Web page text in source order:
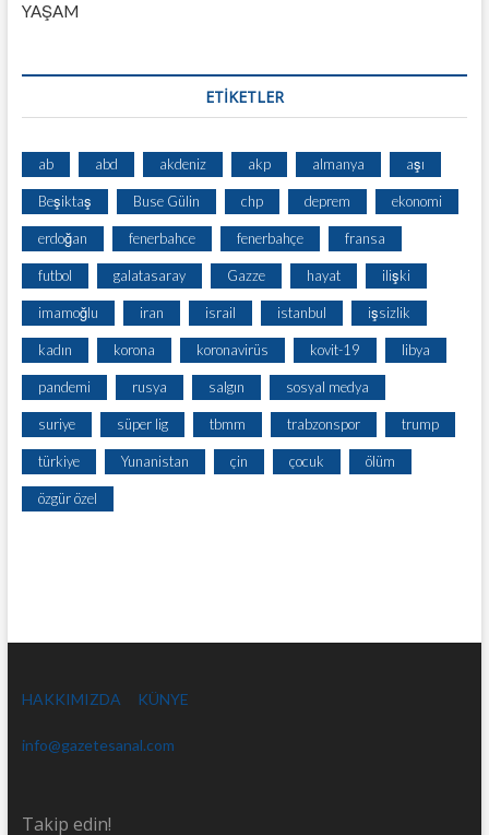
YAŞAM
ETİKETLER
ab abd akdeniz akp almanya aşı
Beşiktaş Buse Gülin chp deprem ekonomi
erdoğan fenerbahce fenerbahçe fransa
futbol galatasaray Gazze hayat ilişki
imamoğlu iran israil istanbul işsizlik
kadın korona koronavirüs kovit-19 libya
pandemi rusya salgın sosyal medya
suriye süper lig tbmm trabzonspor trump
türkiye Yunanistan çin çocuk ölüm
özgür özel
HAKKIMIZDA KÜNYE
info@gazetesanal.com
Takip edin!